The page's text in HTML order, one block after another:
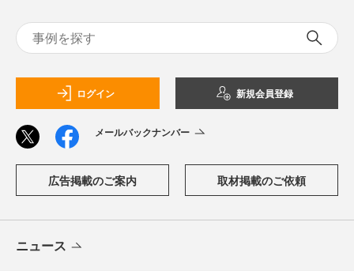
ログイン 新規会員登録
メールバックナンバー
広告掲載のご案内 取材掲載のご依頼
ニュース